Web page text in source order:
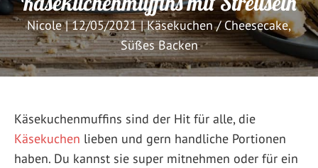
Nicole|12/05/2021|Käsekuchen / Cheesecake,
Süßes Backen
Käsekuchenmuffins sind der Hit für alle, die
Käsekuchen lieben und gern handliche Portionen
haben. Du kannst sie super mitnehmen oder für ein